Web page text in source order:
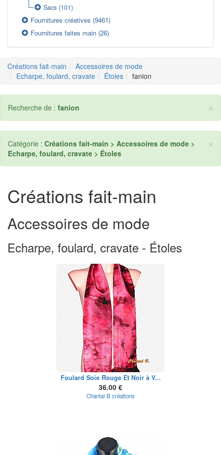
Sacs (101)
Fournitures créatives (9461)
Fournitures faites main (26)
Créations fait-main
Accessoires de mode
Echarpe, foulard, cravate
Étoles fanion
×
Recherche de : fanion
×
Catégorie : Créations fait-main > Accessoires de mode >
Echarpe, foulard, cravate > Étoles
Créations fait-main
Accessoires de mode
Echarpe, foulard, cravate - Étoles
Foulard Soie Rouge Et Noir à V...
36.00 €
Chantal B créations